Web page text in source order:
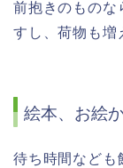
前抱きのものな
すし、荷物も増
絵本、お絵
待ち時間なども